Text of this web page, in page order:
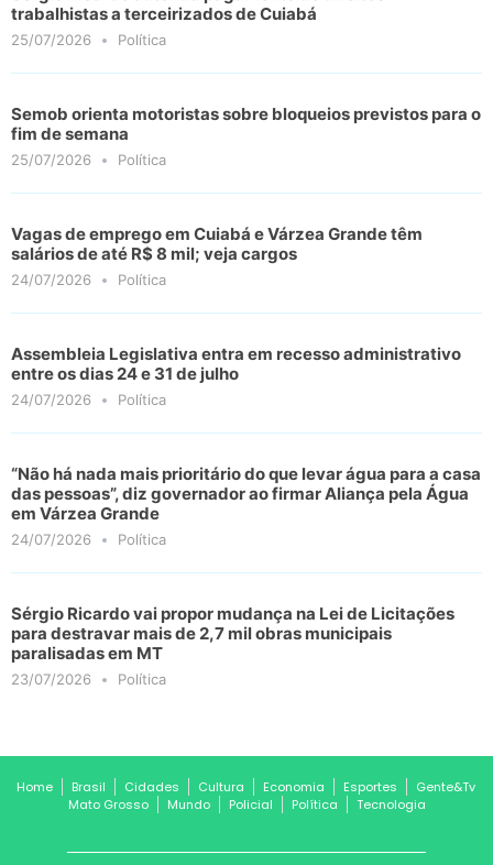
trabalhistas a terceirizados de Cuiabá
25/07/2026 Política
Semob orienta motoristas sobre bloqueios previstos para o
fim de semana
25/07/2026 Política
Vagas de emprego em Cuiabá e Várzea Grande têm
salários de até R$ 8 mil; veja cargos
24/07/2026 Política
Assembleia Legislativa entra em recesso administrativo
entre os dias 24 e 31 de julho
24/07/2026 Política
“Não há nada mais prioritário do que levar água para a casa
das pessoas”, diz governador ao firmar Aliança pela Água
em Várzea Grande
24/07/2026 Política
Sérgio Ricardo vai propor mudança na Lei de Licitações
para destravar mais de 2,7 mil obras municipais
paralisadas em MT
23/07/2026 Política
Home Brasil Cidades Cultura Economia Esportes
Gente&Tv
Mato Grosso
Mundo Policial Política Tecnologia